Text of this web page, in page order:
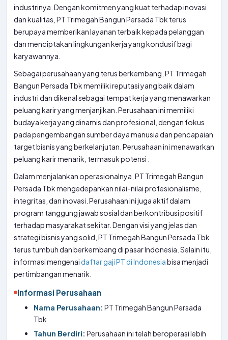
industrinya. Dengan komitmen yang kuat terhadap inovasi
dan kualitas, PT Trimegah Bangun Persada Tbk terus
berupaya memberikan layanan terbaik kepada pelanggan
dan menciptakan lingkungan kerja yang kondusif bagi
karyawannya.
Sebagai perusahaan yang terus berkembang, PT Trimegah
Bangun Persada Tbk memiliki reputasi yang baik dalam
industri dan dikenal sebagai tempat kerja yang menawarkan
peluang karir yang menjanjikan. Perusahaan ini memiliki
budaya kerja yang dinamis dan profesional, dengan fokus
pada pengembangan sumber daya manusia dan pencapaian
target bisnis yang berkelanjutan. Perusahaan ini menawarkan
peluang karir menarik, termasuk potensi
Dalam menjalankan operasionalnya, PT Trimegah Bangun
Persada Tbk mengedepankan nilai-nilai profesionalisme,
integritas, dan inovasi. Perusahaan ini juga aktif dalam
program tanggung jawab sosial dan berkontribusi positif
terhadap masyarakat sekitar. Dengan visi yang jelas dan
strategi bisnis yang solid, PT Trimegah Bangun Persada Tbk
terus tumbuh dan berkembang di pasar Indonesia. Selain itu,
informasi mengenai daftar gaji PT di Indonesiabisa menjadi
pertimbangan menarik.
Informasi Perusahaan
Nama Perusahaan: PT Trimegah Bangun Persada
Tbk
Tahun Berdiri: Perusahaan ini telah beroperasi lebih